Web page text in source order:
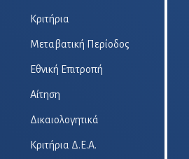
Κριτήρια
Μεταβατική Περίοδος
Εθνική Επιτροπή
Αίτηση
Δικαιολογητικά
Κριτήρια Δ.Ε.Α.